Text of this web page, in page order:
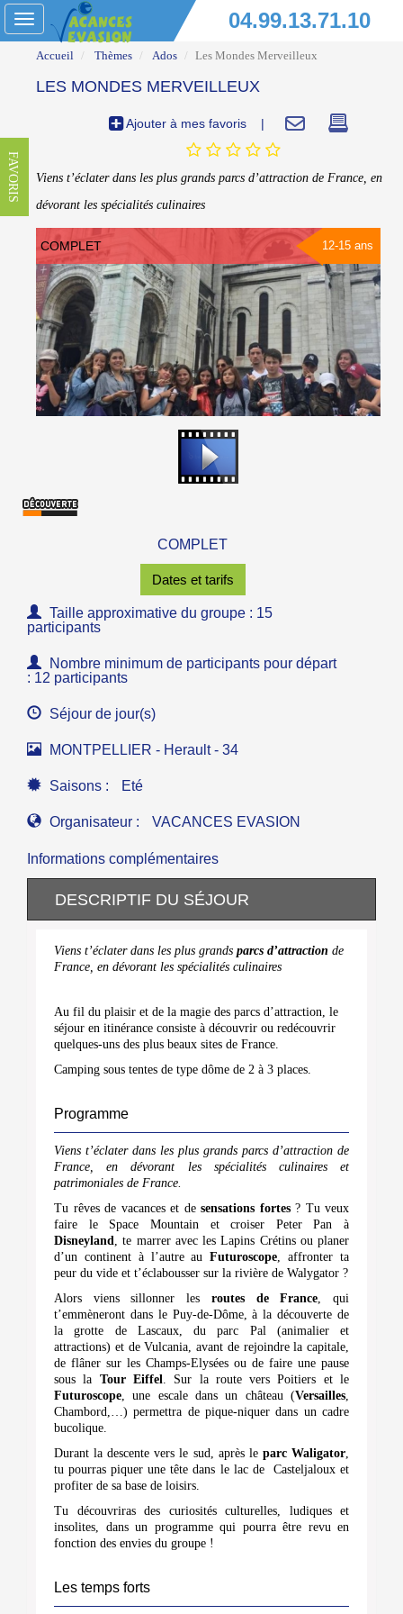
04.99.13.71.10
Toggle
navigation
FAVORIS
Accueil Thèmes Ados Les Mondes Merveilleux
LES MONDES MERVEILLEUX
Ajouter à mes favoris |
Viens t’éclater dans les plus grands parcs d’attraction de France, en
dévorant les spécialités culinaires
COMPLET 12-15 ans
COMPLET
Dates et tarifs
Taille approximative du groupe : 15
participants
Nombre minimum de participants pour départ
: 12 participants
Séjour de jour(s)
MONTPELLIER - Herault - 34
Saisons : Eté
Organisateur : VACANCES EVASION
Informations complémentaires
DESCRIPTIF DU SÉJOUR
Viens t’éclater dans les plus grands parcs d’attraction de
France, en dévorant les spécialités culinaires
Au fil du plaisir et de la magie des parcs d’attraction, le
séjour en itinérance consiste à découvrir ou redécouvrir
quelques-uns des plus beaux sites de France.
Camping sous tentes de type dôme de 2 à 3 places.
Programme
Viens t’éclater dans les plus grands parcs d’attraction de
France, en dévorant les spécialités culinaires et
patrimoniales de France.
Tu rêves de vacances et de sensations fortes ? Tu veux
faire le Space Mountain et croiser Peter Pan à
Disneyland
, te marrer avec les Lapins Crétins ou planer
d’un continent à l’autre auFuturoscope , affronter ta
peur du vide et t’éclabousser sur la rivière de Walygator ?
Alors viens sillonner les routes de France , qui
t’emmèneront dans le Puy-de-Dôme, à la découverte de
la grotte de Lascaux, du parc Pal (animalier et
attractions) et de Vulcania, avant de rejoindre la capitale,
de flâner sur les Champs-Elysées ou de faire une pause
sous la Tour Eiffel
. Sur la route vers Poitiers et le
Futuroscope , une escale dans un château (Versailles
Chambord,…) permettra de pique-niquer dans un cadre
bucolique.
Durant la descente vers le sud, après le parc Waligator
tu pourras piquer une tête dans le lac de Casteljaloux et
profiter de sa base de loisirs.
Tu découvriras des curiosités culturelles, ludiques et
insolites, dans un programme qui pourra être revu en
fonction des envies du groupe !
Les temps forts